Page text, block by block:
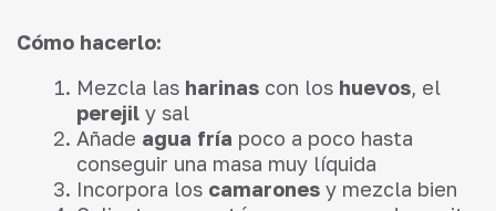
Cómo hacerlo:
Mezcla las harinas con los huevos, el
perejil y sal
Añade agua fría poco a poco hasta
conseguir una masa muy líquida
Incorpora los camarones y mezcla bien